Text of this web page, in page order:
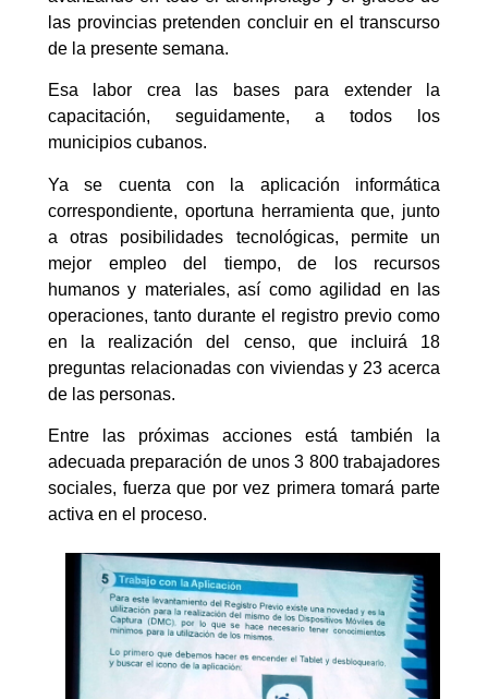
las provincias pretenden concluir en el transcurso
de la presente semana.
Esa labor crea las bases para extender la
capacitación, seguidamente, a todos los
municipios cubanos.
Ya se cuenta con la aplicación informática
correspondiente, oportuna herramienta que, junto
a otras posibilidades tecnológicas, permite un
mejor empleo del tiempo, de los recursos
humanos y materiales, así como agilidad en las
operaciones, tanto durante el registro previo como
en la realización del censo, que incluirá 18
preguntas relacionadas con viviendas y 23 acerca
de las personas.
Entre las próximas acciones está también la
adecuada preparación de unos 3 800 trabajadores
sociales, fuerza que por vez primera tomará parte
activa en el proceso.